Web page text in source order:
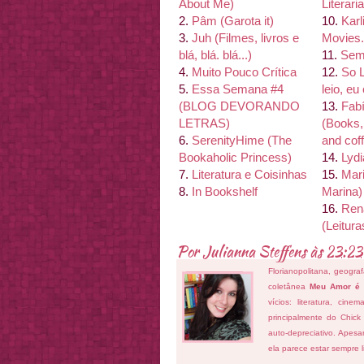
About Me)
2. Pâm (Garota it)
3. Juh (Filmes, livros e
blá, blá. blá...)
4. Muito Pouco Crítica
5. Essa Semana #4
(BLOG DEVORANDO
LETRAS)
6. SerenityHime (The
Bookaholic Princess)
7. Literatura e Coisinhas
8. In Bookshelf
10.
Movies.
11.
12. So
leio, eu
13. Fabí
and
14.
15.
Marina)
16.
PorJulianna Steffensàs23:23
Florianopolitana,
coletâneaMeu Amor é
vícios: literatura,
principalmente do
auto-depreciativo.
ela parece estar sempre